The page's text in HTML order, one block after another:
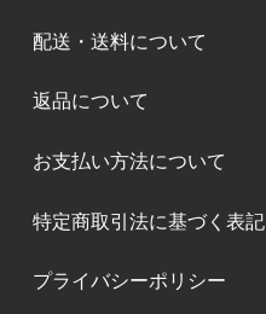
配送・送料について
返品について
お支払い方法について
特定商取引法に基づく表記
プライバシーポリシー